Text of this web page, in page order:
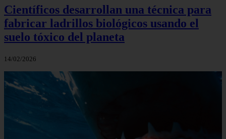
Científicos desarrollan una técnica para
fabricar ladrillos biológicos usando el
suelo tóxico del planeta
14/02/2026